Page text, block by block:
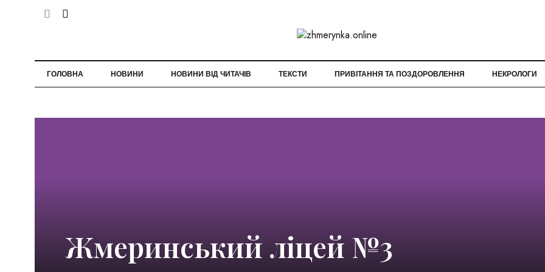
ГОЛОВНА НОВИНИ НОВИНИ ВІД ЧИТАЧІВ ТЕКСТИ ПРИВІТАННЯ ТА ПОЗДОРОВЛЕННЯ НЕКРОЛОГИ
Жмеринський ліцей №3